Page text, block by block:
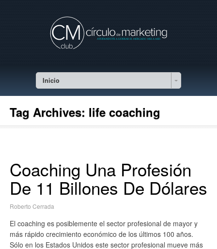
Inicio
Tag Archives: life coaching
Coaching Una Profesión
De 11 Billones De Dólares
Roberto Cerrada
El coaching es posiblemente el sector profesional de mayor y
más rápido crecimiento económico de los últimos 100 años.
Sólo en los Estados Unidos este sector profesional mueve más